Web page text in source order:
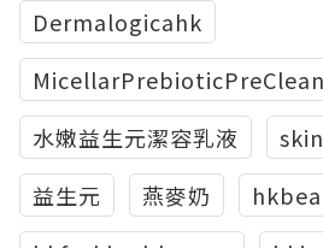
Dermalogicahk
水嫩益生元潔容乳液
益生元
燕麥奶